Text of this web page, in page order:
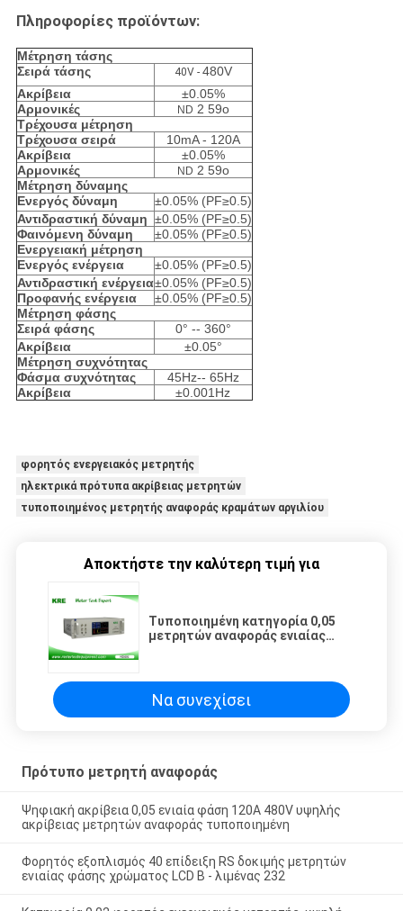
Πληροφορίες προϊόντων:
Μέτρηση τάσης
Σειρά τάσης
40V - 480V
Ακρίβεια
±0.05%
Αρμονικές
ND 2 59ο
Τρέχουσα μέτρηση
Τρέχουσα σειρά
10mA - 120A
Ακρίβεια
±0.05%
Αρμονικές
ND 2 59ο
Μέτρηση δύναμης
Ενεργός δύναμη
±0.05% (PF≥0.5)
Αντιδραστική δύναμη ±0.05% (PF≥0.5)
Φαινόμενη δύναμη
±0.05% (PF≥0.5)
Ενεργειακή μέτρηση
Ενεργός ενέργεια
±0.05% (PF≥0.5)
Αντιδραστική ενέργεια±0.05% (PF≥0.5)
Προφανής ενέργεια
±0.05% (PF≥0.5)
Μέτρηση φάσης
Σειρά φάσης
0° -- 360°
Ακρίβεια
±0.05°
Μέτρηση συχνότητας
Φάσμα συχνότητας
45Hz-- 65Hz
Ακρίβεια
±0.001Hz
φορητός ενεργειακός μετρητής
ηλεκτρικά πρότυπα ακρίβειας μετρητών
τυποποιημένος μετρητής αναφοράς κραμάτων αργιλίου
Αποκτήστε την καλύτερη τιμή για
Τυποποιημένη κατηγορία 0,05
μετρητών αναφοράς ενιαίας
Να συνεχίσει
Πρότυπο μετρητή αναφοράς
Ψηφιακή ακρίβεια 0,05 ενιαία φάση 120A 480V υψηλής
ακρίβειας μετρητών αναφοράς τυποποιημένη
Φορητός εξοπλισμός 40 επίδειξη RS δοκιμής μετρητών
ενιαίας φάσης χρώματος LCD Β - λιμένας 232